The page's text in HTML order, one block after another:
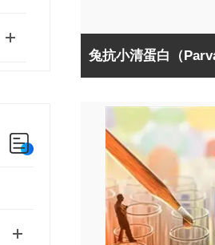
兔抗小清蛋白（